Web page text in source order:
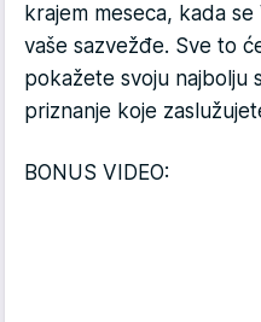
krajem meseca, kada
vaše sazvežđe. Sve to
pokažete svoju najbolju
priznanje koje
BONUS VIDEO: